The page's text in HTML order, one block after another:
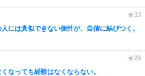
には真似できない個性が、自信に結びつく。
なっても経験はなくならない。